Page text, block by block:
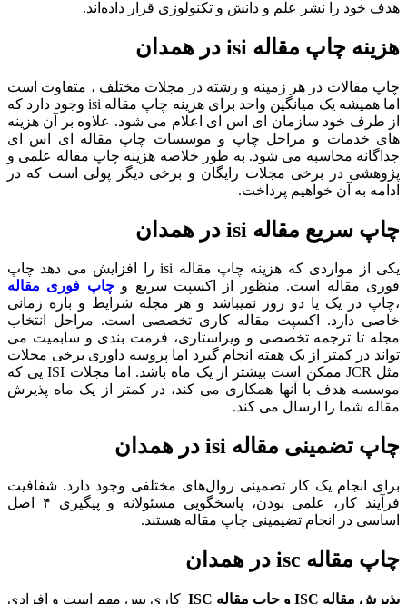
هدف خود را نشر علم و دانش و تکنولوژی قرار داده‌اند.
هزینه چاپ مقاله isi در همدان
چاپ مقالات در هر زمینه و رشته در مجلات مختلف ، متفاوت است
اما همیشه یک میانگین واحد برای هزینه چاپ مقاله isi وجود دارد که
از طرف خود سازمان ای اس ای اعلام می شود. علاوه بر آن هزینه
های خدمات و مراحل چاپ و موسسات چاپ مقاله ای اس ای
جداگانه محاسبه می شود. به طور خلاصه هزینه چاپ مقاله علمی و
پژوهشی در برخی مجلات رایگان و برخی دیگر پولی است که در
ادامه به آن خواهیم پرداخت.
چاپ سریع مقاله isi در همدان
یکی از مواردی که هزینه چاپ مقاله isi را افزایش می دهد چاپ
فوری مقاله است. منظور از اکسپت سریع وچاپ فوری مقاله
،چاپ در یک یا دو روز نمیباشد و هر مجله شرایط و بازه زمانی
خاصی دارد. اکسپت مقاله کاری تخصصی است. مراحل انتخاب
مجله تا ترجمه تخصصی و ویراستاری، فرمت بندی و سابمیت می
تواند در کمتر از یک هفته انجام گیرد اما پروسه داوری برخی مجلات
مثل JCR ممکن است بیشتر از یک ماه باشد. اما مجلات ISI یی که
موسسه هدف با آنها همکاری می کند، در کمتر از یک ماه پذیرش
مقاله شما را ارسال می کند.
چاپ تضمینی مقاله isi در همدان
برای انجام یک کار تضمینی روال‌های مختلفی وجود دارد. شفافیت
فرآیند کار، علمی بودن، پاسخگویی مسئولانه و پیگیری ۴ اصل
اساسی در انجام تضیمینی چاپ مقاله هستند.
چاپ مقاله isc در همدان
پذیرش مقاله و چاپ مقاله
کاری بس مهم است و افرادی